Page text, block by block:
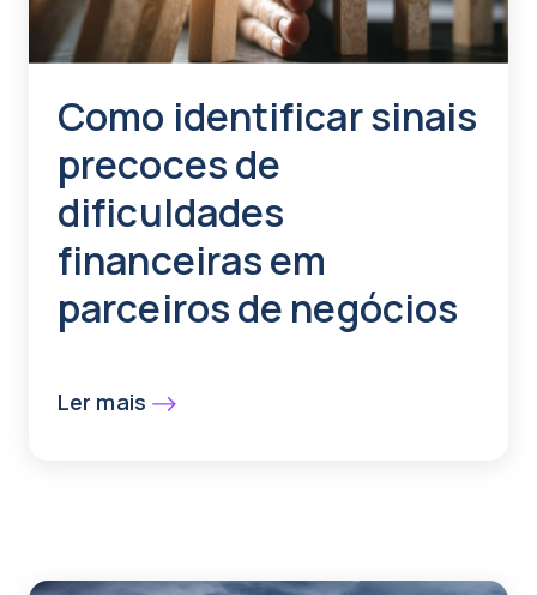
Como identificar sinais
precoces de
dificuldades
financeiras em
parceiros de negócios
Ler mais